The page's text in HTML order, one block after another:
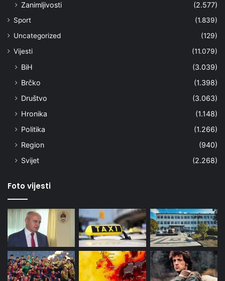
Zanimljivosti
(2.577)
Sport
(1.839)
Uncategorized
(129)
Vijesti
(11.079)
BiH
(3.039)
Brčko
(1.398)
Društvo
(3.063)
Hronika
(1.148)
Politika
(1.266)
Region
(940)
Svijet
(2.268)
Foto vijesti